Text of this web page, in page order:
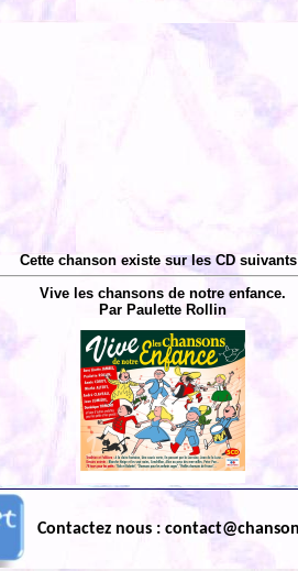
Cette chanson existe sur les CD
Vive les chansons de notre enfance.
Par Paulette Rollin
Contactez nous :